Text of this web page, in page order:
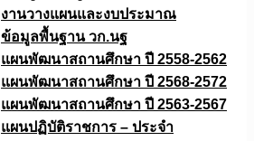
งานวางแผนและงบประมาณ
ข้อมูลพื้นฐาน วก.นฐ
แผนพัฒนาสถานศึกษา ปี 2558-2562
แผนพัฒนาสถานศึกษา ปี 2568-2572
แผนพัฒนาสถานศึกษา ปี 2563-2567
แผนปฏิบัติราชการ – ประจำ